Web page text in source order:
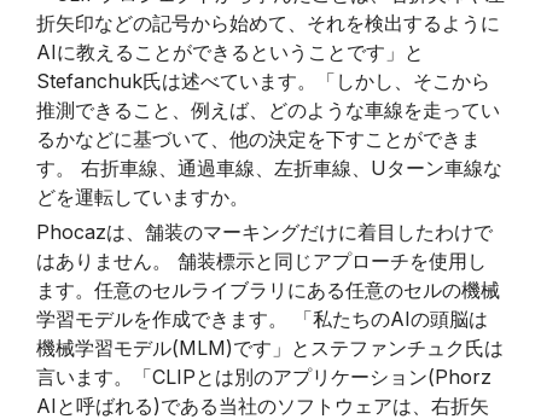
折矢印などの記号から始めて、それを検出するように
AIに教えることができるということです」と
Stefanchuk氏は述べています。「しかし、そこから
推測できること、例えば、どのような車線を走ってい
るかなどに基づいて、他の決定を下すことができま
す。 右折車線、通過車線、左折車線、Uターン車線な
どを運転していますか。
Phocazは、舗装のマーキングだけに着目したわけで
はありません。 舗装標示と同じアプローチを使用し
ます。任意のセルライブラリにある任意のセルの機械
学習モデルを作成できます。 「私たちのAIの頭脳は
機械学習モデル(MLM)です」とステファンチュク氏は
言います。「CLIPとは別のアプリケーション(Phorz
AIと呼ばれる)である当社のソフトウェアは、右折矢